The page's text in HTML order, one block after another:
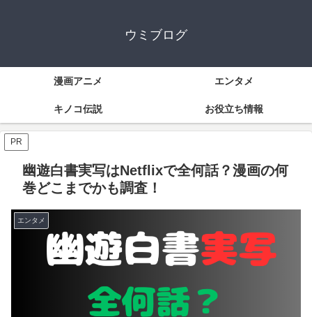
ウミブログ
漫画アニメ エンタメ
キノコ伝説 お役立ち情報
PR
幽遊白書実写はNetflixで全何話？漫画の何
巻どこまでかも調査！
エンタメ